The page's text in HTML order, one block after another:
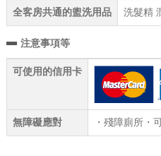
全客房共通的盥洗用品 洗髮精
注意事項等
可使用的信用卡
無障礙應對 ・殘障廁所・